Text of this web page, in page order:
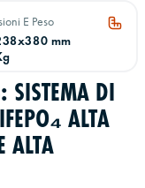
E Peso
mm
SISTEMA DI
ALTA
ALTA